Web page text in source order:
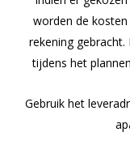
worden de
rekening gebracht.
tijdens het
Gebruik het